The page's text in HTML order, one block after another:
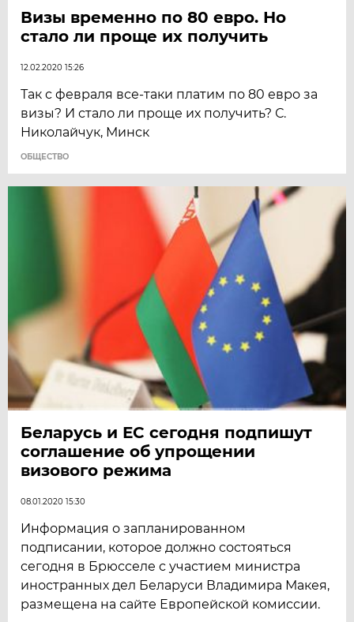
Визы временно по 80 евро. Но
стало ли проще их получить
12.02.2020 15:26
​Так с февраля все-таки платим по 80 евро за
визы? И стало ли проще их получить? С.
Николайчук, Минск
ОБЩЕСТВО
Беларусь и ЕС сегодня подпишут
соглашение об упрощении
визового режима
08.01.2020 15:30
Информация о запланированном
подписании, которое должно состояться
сегодня в Брюсселе с участием министра
иностранных дел Беларуси Владимира Макея,
размещена на сайте Европейской комиссии.